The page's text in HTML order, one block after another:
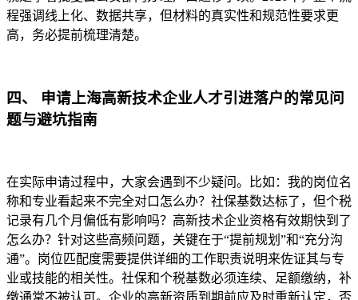
程强调线上化、数据共享，但材料的真实性和规范性要求更
高，务必提前梳理清楚。
四、 申请上海高新技术企业人才引进落户的常见问
题与避坑指南
在实际申请过程中，大家会遇到不少疑问。比如：我的岗位名
称和专业看起来不完全对口怎么办？社保基数达标了，但个税
记录有几个月偏低有影响吗？高新技术企业资格有效期快到了
怎么办？针对这些高频问题，关键在于“提前规划”和“充分沟
通”。岗位匹配度需要提供详细的工作职责说明来佐证其与专
业或技能的相关性。社保和个税基数必须连续、足额缴纳，补
缴通常不被认可。企业的高新资质到期前应及时重新认定，否